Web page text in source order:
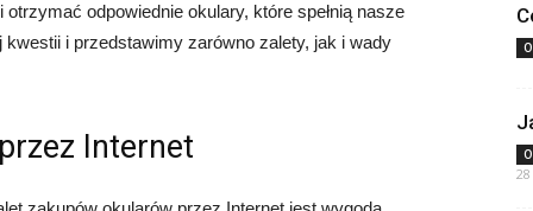
odpowiednie okulary, które spełnią nasze
i przedstawimy zarówno zalety, jak i wady
Internet